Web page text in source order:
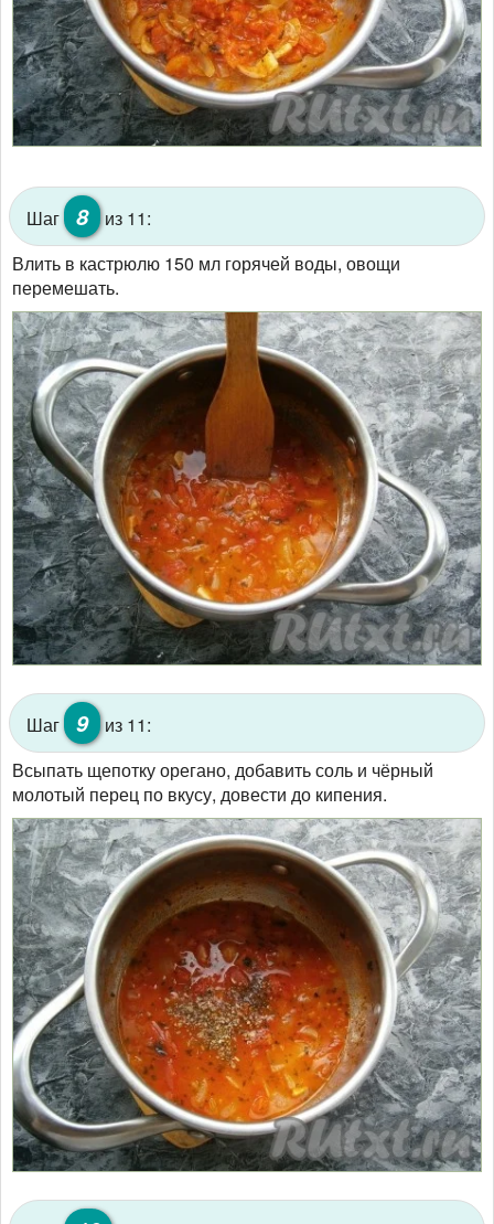
Шаг 8
из 11:
Влить в кастрюлю 150 мл горячей воды, овощи
перемешать.
Шаг 9
из 11:
Всыпать щепотку орегано, добавить соль и чёрный
молотый перец по вкусу, довести до кипения.